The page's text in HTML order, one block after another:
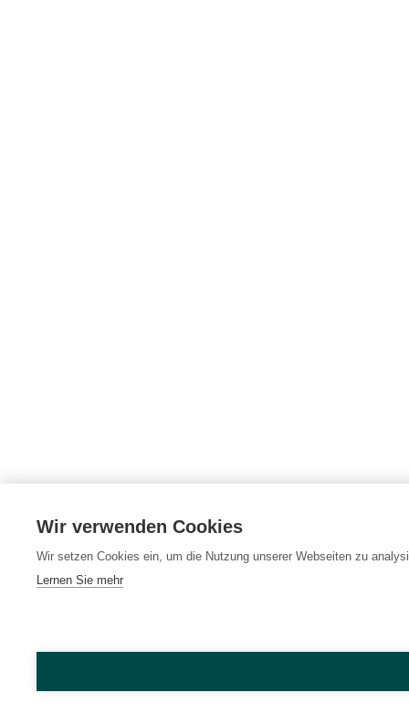
Wir verwenden Cookies
Wir setzen Cookies ein, um die Nutzung unserer Webseiten zu
Lernen Sie mehr